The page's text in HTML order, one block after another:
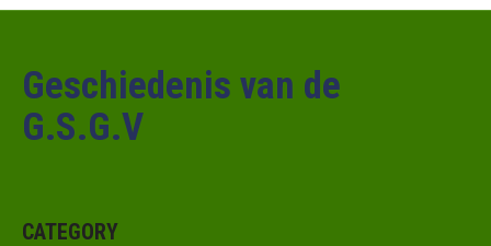
Geschiedenis van de
G.S.G.V
CATEGORY